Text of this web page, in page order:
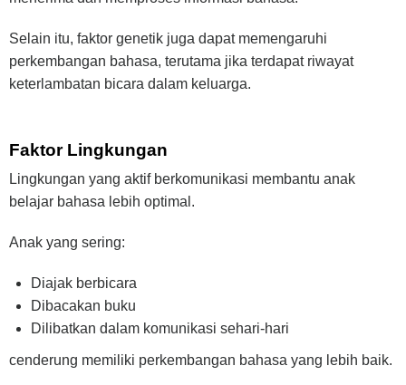
Selain itu, faktor genetik juga dapat memengaruhi
perkembangan bahasa, terutama jika terdapat riwayat
keterlambatan bicara dalam keluarga.
Faktor Lingkungan
Lingkungan yang aktif berkomunikasi membantu anak
belajar bahasa lebih optimal.
Anak yang sering:
Diajak berbicara
Dibacakan buku
Dilibatkan dalam komunikasi sehari-hari
cenderung memiliki perkembangan bahasa yang lebih baik.